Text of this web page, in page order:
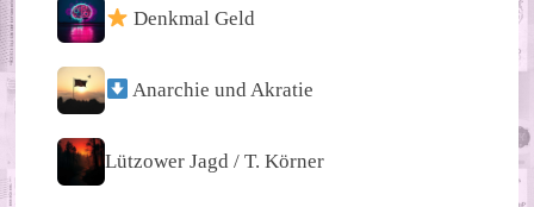
Denkmal Geld
Anarchie und Akratie
Lützower Jagd / T. Körner